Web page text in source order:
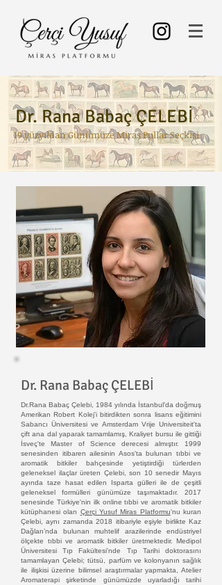
Dr. Rana Babaç ÇELEBİ
19.yüzyıldan Günümüze Miras Pullar Seçkisi
Dr. Rana Babaç ÇELEBİ
Dr.Rana Babaç Çelebi, 1984 yılında İstanbul'da doğmuş
Amerikan Robert Kolej'i bitirdikten sonra lisans eğitimini
Sabancı Üniversitesi ve Amsterdam Vrije Universiteit'ta
çift ana dal yaparak tamamlamış, Kraliyet bursu ile gittiği
İsveç'te Master of Science derecesi almıştır. 1999
senesinden itibaren ailesinin Asos'ta bulunan tıbbi ve
aromatik bitkiler bahçesinde yetiştirdiği türlerden
geleneksel ilaçlar üreten Çelebi, son 10 senedir Mayıs
ayında taze hasat edilen Isparta gülleri ile de çeşitli
geleneksel formülleri günümüze taşımaktadır. 2017
senesinde Türkiye'nin ilk online tıbbi ve aromatik bitkiler
kütüphanesi olan Çerçi Yusuf Miras Platformu'nu kuran
Çelebi, aynı zamanda 2018 itibariyle eşiyle birlikte Kaz
Dağları’nda bulunan muhtelif arazilerinde endüstriyel
ölçekte tıbbi ve aromatik bitkiler üretmektedir. Medipol
Üniversitesi Tıp Fakültesi'nde Tıp Tarihi doktorasını
tamamlayan Çelebi; tütsü, parfüm ve kolonyanın sağlık
ile ilişkisi üzerine bilimsel araştırmalar yapmakta, Atelier
Aromaterapi şirketinde günümüzde uyarladığı tarihi